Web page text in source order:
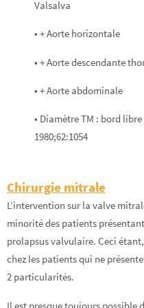
Valsalva
• + Aorte horizontale
• + Aorte descendante
• + Aorte abdominale
• Diamètre TM : bord
1980;62:1054
Chirurgie mitrale
L’intervention sur la valve
minorité des patients
prolapsus valvulaire. Ceci
chez les patients qui ne
2 particularités.
Il est presque toujours possible